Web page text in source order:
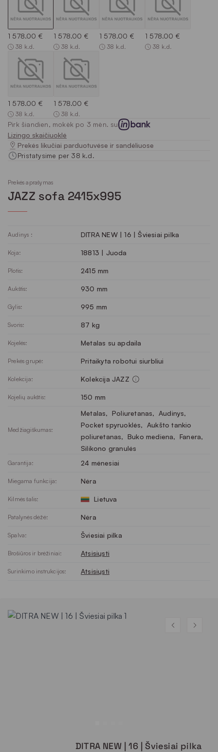
1 578.00 €
38 k.d.
1 578.00 €
38 k.d.
1 578.00 €
38 k.d.
1 578.00 €
38 k.d.
1 578.00 €
38 k.d.
1 578.00 €
38 k.d.
Pirk šiandien, mokėk po 3 mėn. su
Lizingo skaičiuoklė
Prekės likučiai parduotuvėse ir sandėliuose
Pristatysime per 38 k.d.
Prekės aprašymas
JAZZ sofa 2415x995
Audinys : DITRA NEW | 16 | Šviesiai pilka
Koja: 18813 | Juoda
Plotis: 2415 mm
Aukštis: 930 mm
Gylis: 995 mm
Svoris: 87 kg
Kojelės: Metalas su apdaila
Prekės grupė: Pritaikyta robotui siurbliui
Kolekcija: Kolekcija JAZZ
Kojelių aukštis: 150 mm
Medžiagiškumas:
Metalas, Poliuretanas, Audinys,
Pocket spyruoklės, Aukšto tankio
poliuretanas, Buko mediena, Fanera,
Silikono granulės
Garantija: 24 mėnesiai
Miegama funkcija: Nėra
Kilmės šalis: Lietuva
Patalynės dėžė: Nėra
Spalva: Šviesiai pilka
Brošiūros ir brėžiniai: Atsisiųsti
Surinkimo instrukcijos: Atsisiųsti
DITRA NEW | 16 | Šviesiai pilka